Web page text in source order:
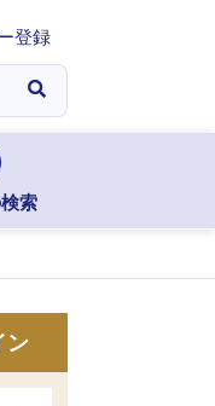
登録
索
ン